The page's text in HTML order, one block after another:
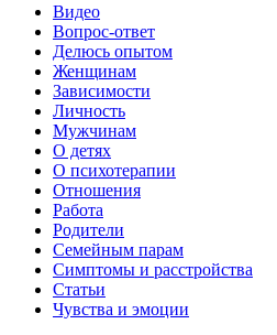
Видео
Вопрос-ответ
Делюсь опытом
Женщинам
Зависимости
Личность
Мужчинам
О детях
О психотерапии
Отношения
Работа
Родители
Семейным парам
Симптомы и расстройства
Статьи
Чувства и эмоции